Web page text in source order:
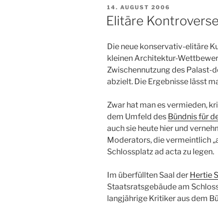
VERÖFFENTLICHT
AM
14. AUGUST 2006
Elitäre
Die neue konservativ-elitäre
kleinen Architektur-
Zwischennutzung des Palast-
abzielt. Die Ergebnisse lässt
Zwar hat man es vermieden,
dem Umfeld des Bündnis für
auch sie heute hier und
Moderators, die vermeintlich
Schlossplatz ad acta zu legen.
Im überfüllten Saal der Hertie
Staatsratsgebäude am
langjährige Kritiker aus dem